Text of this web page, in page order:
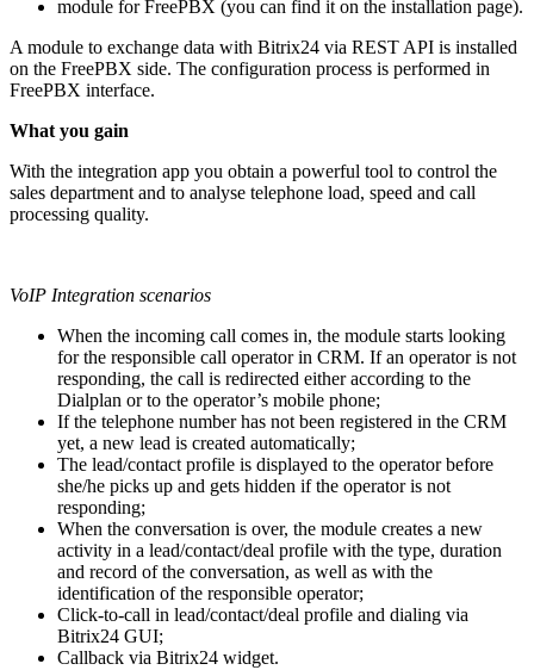
module for FreePBX (you can find it on the installation page).
A module to exchange data with Bitrix24 via REST API is installed
on the FreePBX side. The configuration process is performed in
FreePBX interface.
What you gain
With the integration app you obtain a powerful tool to control the
sales department and to analyse telephone load, speed and call
processing quality.
VoIP Integration scenarios
When the incoming call comes in, the module starts looking
for the responsible call operator in CRM. If an operator is not
responding, the call is redirected either according to the
Dialplan or to the operator’s mobile phone;
If the telephone number has not been registered in the CRM
yet, a new lead is created automatically;
The lead/contact profile is displayed to the operator before
she/he picks up and gets hidden if the operator is not
responding;
When the conversation is over, the module creates a new
activity in a lead/contact/deal profile with the type, duration
and record of the conversation, as well as with the
identification of the responsible operator;
Click-to-call in lead/contact/deal profile and dialing via
Bitrix24 GUI;
Callback via Bitrix24 widget.